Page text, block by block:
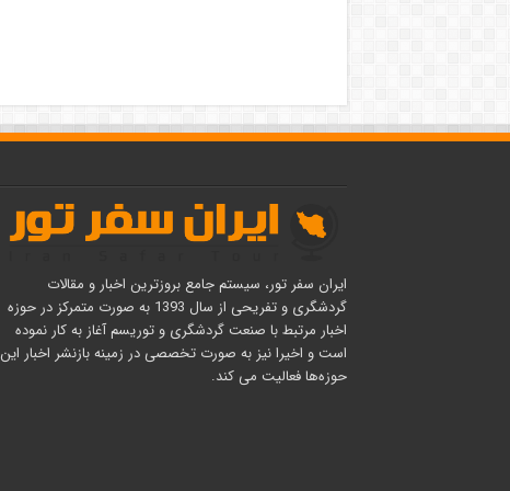
ایران سفر تور، سیستم جامع بروزترین اخبار و مقالات
گردشگری و تفریحی از سال 1393 به صورت متمرکز در حوزه
اخبار مرتبط با صنعت گردشگری و توریسم آغاز به کار نموده
است و اخیرا نیز به صورت تخصصی در زمینه بازنشر اخبار این
حوزه‌ها فعالیت می کند.